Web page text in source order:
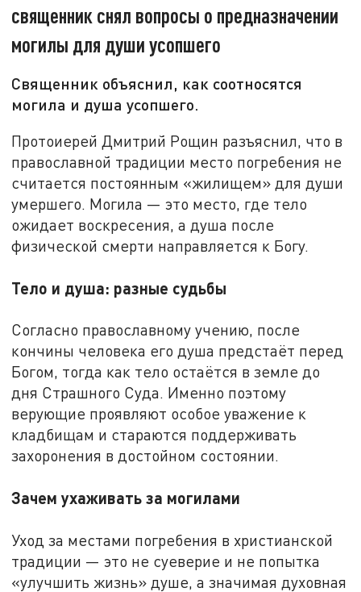
священник снял вопросы о предназначении
могилы для души усопшего
Священник объяснил, как соотносятся
могила и душа усопшего.
Протоиерей Дмитрий Рощин разъяснил, что в
православной традиции место погребения не
считается постоянным «жилищем» для души
умершего. Могила — это место, где тело
ожидает воскресения, а душа после
физической смерти направляется к Богу.
Тело и душа: разные судьбы
Согласно православному учению, после
кончины человека его душа предстаёт перед
Богом, тогда как тело остаётся в земле до
дня Страшного Суда. Именно поэтому
верующие проявляют особое уважение к
кладбищам и стараются поддерживать
захоронения в достойном состоянии.
Зачем ухаживать за могилами
Уход за местами погребения в христианской
традиции — это не суеверие и не попытка
«улучшить жизнь» душе, а значимая духовная